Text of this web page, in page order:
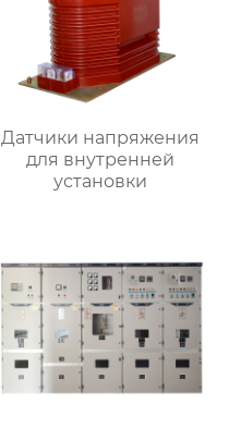
Датчики напряжения
для внутренней
установки